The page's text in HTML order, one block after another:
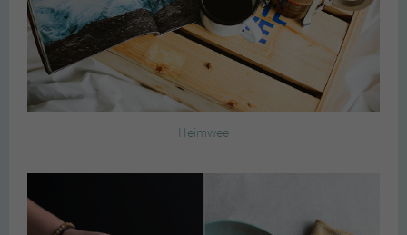
Heimwee